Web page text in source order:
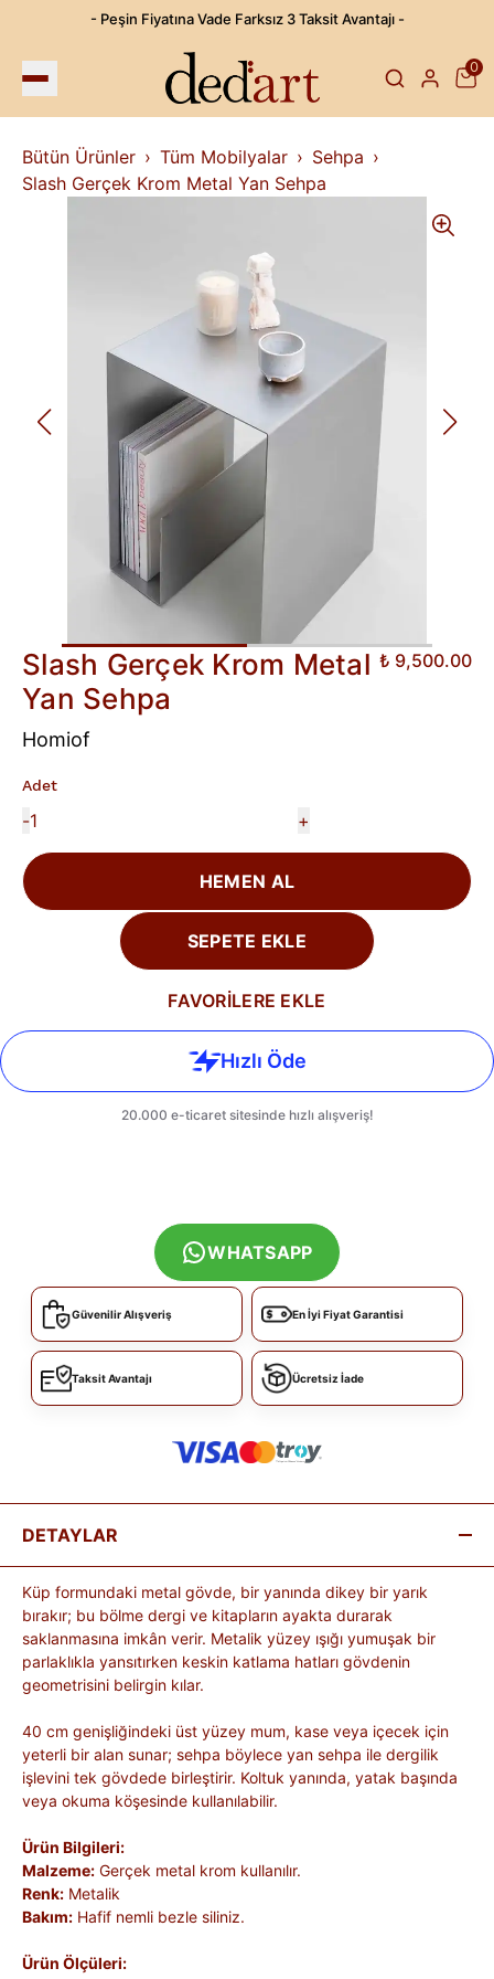
- Peşin Fiyatına Vade Farksız 3 Taksit Avantajı -
0
Bütün Ürünler Tüm Mobilyalar
Sehpa
Slash Gerçek Krom Metal Yan Sehpa
Slash Gerçek Krom Metal
Yan Sehpa
₺ 9,500.00
Homiof
Adet
- +
HEMEN AL
SEPETE EKLE
FAVORİLERE EKLE
WHATSAPP
Güvenilir Alışveriş En İyi Fiyat Garantisi
Taksit Avantajı Ücretsiz İade
DETAYLAR
Küp formundaki metal gövde, bir yanında dikey bir yarık
bırakır; bu bölme dergi ve kitapların ayakta durarak
saklanmasına imkân verir. Metalik yüzey ışığı yumuşak bir
parlaklıkla yansıtırken keskin katlama hatları gövdenin
geometrisini belirgin kılar.
40 cm genişliğindeki üst yüzey mum, kase veya içecek için
yeterli bir alan sunar; sehpa böylece yan sehpa ile dergilik
işlevini tek gövdede birleştirir. Koltuk yanında, yatak başında
veya okuma köşesinde kullanılabilir.
Ürün Bilgileri:
Malzeme: Gerçek metal krom kullanılır.
Renk: Metalik
Bakım: Hafif nemli bezle siliniz.
Ürün Ölçüleri: